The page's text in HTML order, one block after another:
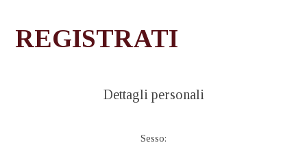
REGISTRATI
Dettagli personali
Sesso: